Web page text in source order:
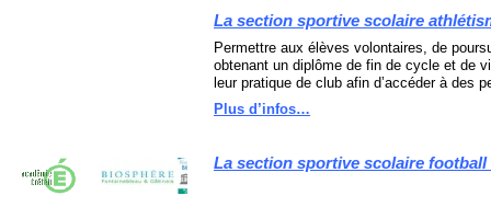
La section sportive scolaire
Permettre aux élèves volontaires, de
obtenant un diplôme de fin de cycle et de
leur pratique de club afin d’accéder à des
Plus d’infos…
La section sportive scolaire football